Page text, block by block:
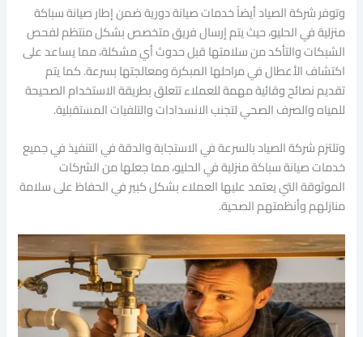
وتوفر شركة الصياد أيضاً خدمات صيانة دورية ضمن إطار صيانة سباكة
منزلية في الحليو، حيث يتم إرسال فريق متخصص بشكل منتظم لفحص
الشبكات والتأكد من سلامتها قبل حدوث أي مشكلة، مما يساعد على
اكتشاف الأعطال في مراحلها المبكرة ومعالجتها بسرعة. كما يتم
تقديم نصائح وقائية مهمة للعملاء تتعلق بطريقة الاستخدام الصحيحة
للمياه والصرف الصحي لتجنب الانسدادات والتلفيات المستقبلية.
وتلتزم شركة الصياد بالسرعة في الاستجابة والدقة في التنفيذ في جميع
خدمات صيانة سباكة منزلية في الحليو، مما جعلها من الشركات
الموثوقة التي يعتمد عليها العملاء بشكل كبير في الحفاظ على سلامة
منازلهم وأنظمتهم الصحية.